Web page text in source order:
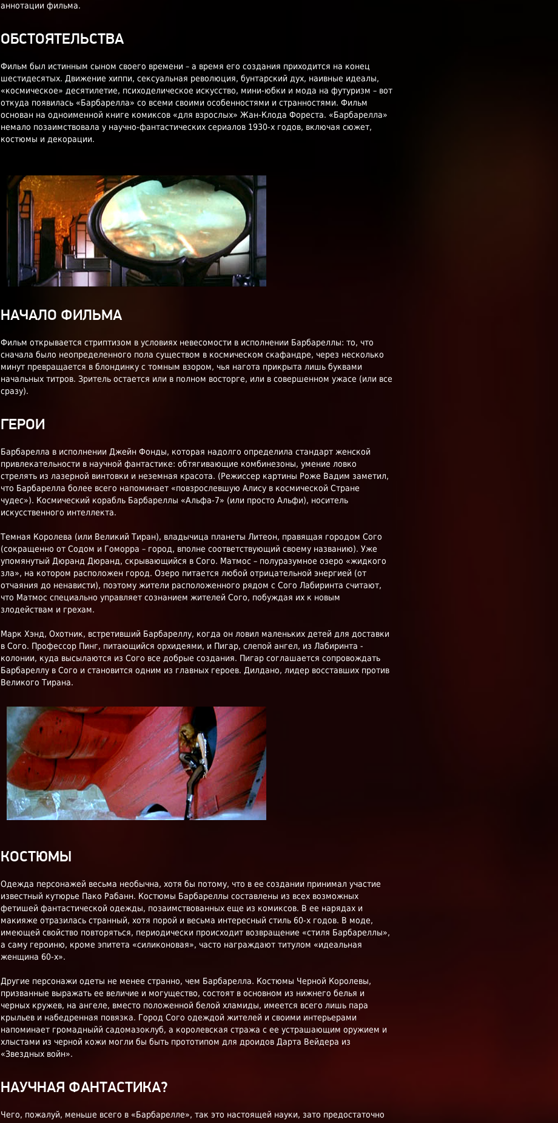
аннотации фильма.
ОБСТОЯТЕЛЬСТВА
Фильм был истинным сыном своего времени – а время его создания приходится на конец
шестидесятых. Движение хиппи, сексуальная революция, бунтарский дух, наивные идеалы,
«космическое» десятилетие, психоделическое искусство, мини-юбки и мода на футуризм – вот
откуда появилась «Барбарелла» со всеми своими особенностями и странностями. Фильм
основан на одноименной книге комиксов «для взрослых» Жан-Клода Фореста. «Барбарелла»
немало позаимствовала у научно-фантастических сериалов 1930-х годов, включая сюжет,
костюмы и декорации.
НАЧАЛО ФИЛЬМА
Фильм открывается стриптизом в условиях невесомости в исполнении Барбареллы: то, что
сначала было неопределенного пола существом в космическом скафандре, через несколько
минут превращается в блондинку с томным взором, чья нагота прикрыта лишь буквами
начальных титров. Зритель остается или в полном восторге, или в совершенном ужасе (или все
сразу).
ГЕРОИ
Барбарелла в исполнении Джейн Фонды, которая надолго определила стандарт женской
привлекательности в научной фантастике: обтягивающие комбинезоны, умение ловко
стрелять из лазерной винтовки и неземная красота. (Режиссер картины Роже Вадим заметил,
что Барбарелла более всего напоминает «повзрослевшую Алису в космической Стране
чудес»). Космический корабль Барбареллы «Альфа-7» (или просто Альфи), носитель
искусственного интеллекта.
Темная Королева (или Великий Тиран), владычица планеты Литеон, правящая городом Сого
(сокращенно от Содом и Гоморра – город, вполне соответствующий своему названию). Уже
упомянутый Дюранд Дюранд, скрывающийся в Сого. Матмос – полуразумное озеро «жидкого
зла», на котором расположен город. Озеро питается любой отрицательной энергией (от
отчаяния до ненависти), поэтому жители расположенного рядом с Сого Лабиринта считают,
что Матмос специально управляет сознанием жителей Сого, побуждая их к новым
злодействам и грехам.
Марк Хэнд, Охотник, встретивший Барбареллу, когда он ловил маленьких детей для доставки
в Сого. Профессор Пинг, питающийся орхидеями, и Пигар, слепой ангел, из Лабиринта -
колонии, куда высылаются из Сого все добрые создания. Пигар соглашается сопровождать
Барбареллу в Сого и становится одним из главных героев. Дилдано, лидер восставших против
Великого Тирана.
КОСТЮМЫ
Одежда персонажей весьма необычна, хотя бы потому, что в ее создании принимал участие
известный кутюрье Пако Рабанн. Костюмы Барбареллы составлены из всех возможных
фетишей фантастической одежды, позаимствованных еще из комиксов. В ее нарядах и
макияже отразилась странный, хотя порой и весьма интересный стиль 60-х годов. В моде,
имеющей свойство повторяться, периодически происходит возвращение «стиля Барбареллы»,
а саму героиню, кроме эпитета «силиконовая», часто награждают титулом «идеальная
женщина 60-х».
Другие персонажи одеты не менее странно, чем Барбарелла. Костюмы Черной Королевы,
призванные выражать ее величие и могущество, состоят в основном из нижнего белья и
черных кружев, на ангеле, вместо положенной белой хламиды, имеется всего лишь пара
крыльев и набедренная повязка. Город Сого одеждой жителей и своими интерьерами
напоминает громадныйй садомазоклуб, а королевская стража с ее устрашающим оружием и
хлыстами из черной кожи могли бы быть прототипом для дроидов Дарта Вейдера из
«Звездных войн».
НАУЧНАЯ ФАНТАСТИКА?
Чего, пожалуй, меньше всего в «Барбарелле», так это настоящей науки, зато предостаточно